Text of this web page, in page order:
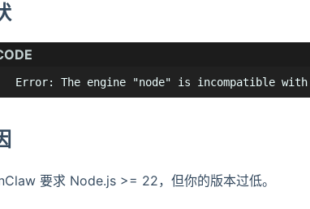
Error: The engine "node" is incompatible
要求 Node.js >= 22，但你的版本过低。